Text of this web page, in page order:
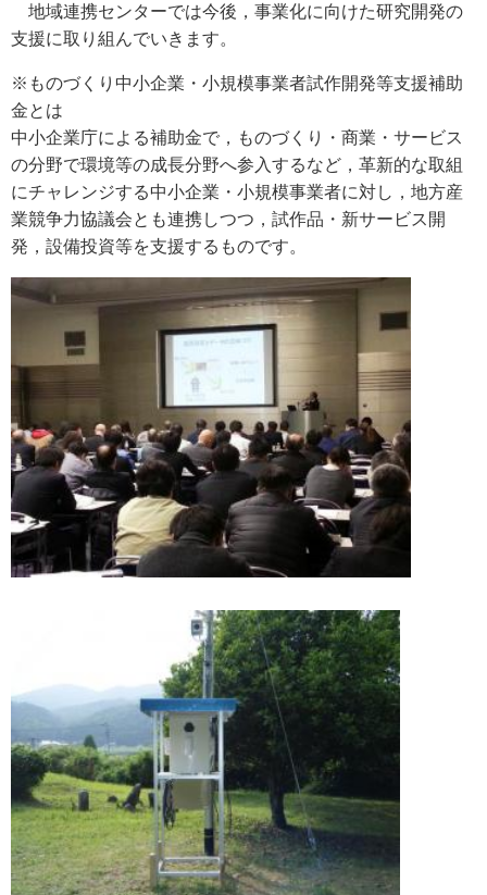
地域連携センターでは今後，事業化に向けた研究開発の
支援に取り組んでいきます。
※ものづくり中小企業・小規模事業者試作開発等支援補助
金とは
中小企業庁による補助金で，ものづくり・商業・サービス
の分野で環境等の成長分野へ参入するなど，革新的な取組
にチャレンジする中小企業・小規模事業者に対し，地方産
業競争力協議会とも連携しつつ，試作品・新サービス開
発，設備投資等を支援するものです。